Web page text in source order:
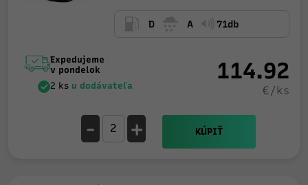
D A 71db
Expedujeme
v pondelok
2 ks u dodávateľa
114.92
€/ks
- + KÚPIŤ